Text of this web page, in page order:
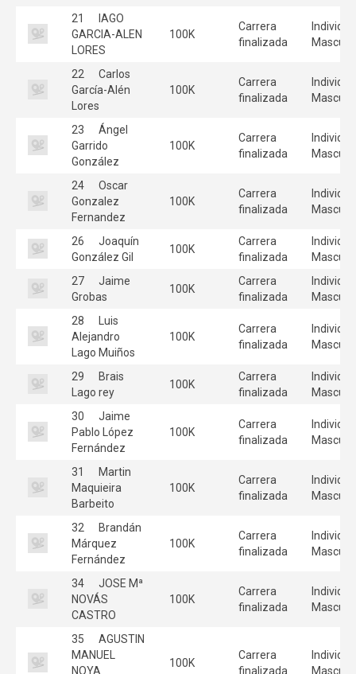
21
IAGO
GARCIA-ALEN
LORES
100K
Carrera
finalizada
22
Carlos
García-Alén
Lores
100K
Carrera
finalizada
23
Ángel
Garrido
González
100K
Carrera
finalizada
24
Oscar
Gonzalez
Fernandez
100K
Carrera
finalizada
26
Joaquín
González Gil
100K
Carrera
finalizada
27
Jaime
Grobas
100K
Carrera
finalizada
28
Luis
Alejandro
Lago Muiños
100K
Carrera
finalizada
29
Brais
Lago rey
100K
Carrera
finalizada
30
Jaime
Pablo López
Fernández
100K
Carrera
finalizada
31
Martin
Maquieira
Barbeito
100K
Carrera
finalizada
32
Brandán
Márquez
Fernández
100K
Carrera
finalizada
34
JOSE Mª
NOVÁS
CASTRO
100K
Carrera
finalizada
35
AGUSTIN
MANUEL
NOYA
100K
Carrera
finalizada